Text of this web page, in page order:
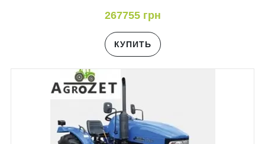
267755 грн
КУПИТЬ